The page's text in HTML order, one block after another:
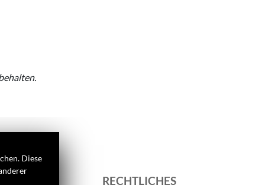
RECHTLICHES
Diese